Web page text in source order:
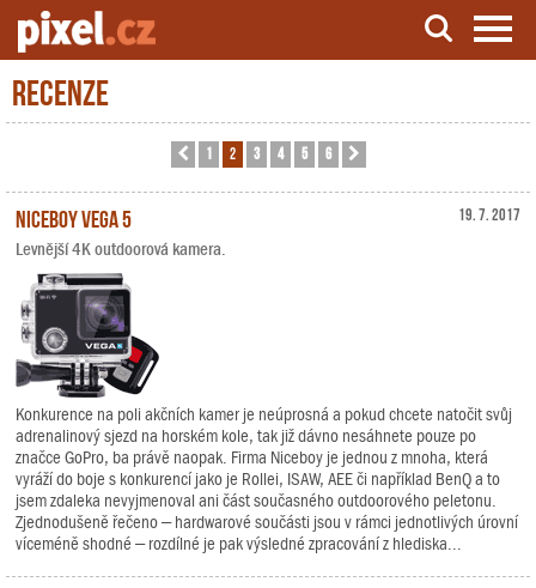
Server o natáčení a zpracování videa
Recenze
Předchozí
1 2 3 4 5 6
19. 7. 2017
Niceboy VEGA 5
Levnější 4K outdoorová kamera.
Konkurence na poli akčních kamer je neúprosná a pokud chcete natočit svůj
adrenalinový sjezd na horském kole, tak již dávno nesáhnete pouze po
značce GoPro, ba právě naopak. Firma Niceboy je jednou z mnoha, která
vyráží do boje s konkurencí jako je Rollei, ISAW, AEE či například BenQ a to
jsem zdaleka nevyjmenoval ani část současného outdoorového peletonu.
Zjednodušeně řečeno – hardwarové součásti jsou v rámci jednotlivých úrovní
víceméně shodné – rozdílné je pak výsledné zpracování z hlediska...